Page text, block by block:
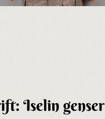
Iselin genser